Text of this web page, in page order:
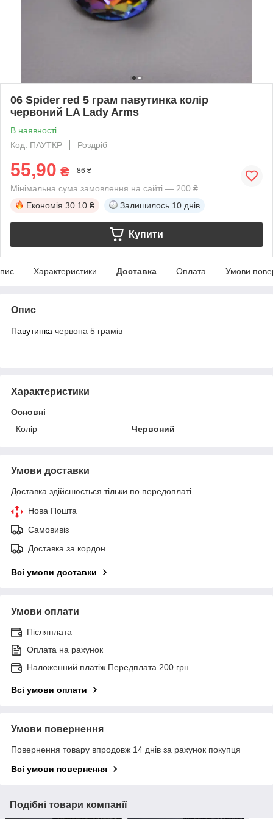
06 Spider red 5 грам павутинка колір
червоний LA Lady Arms
В наявності
Код: ПАУТКР
Роздріб
55,90 ₴ 86 ₴
Мінімальна сума замовлення на сайті — 200 ₴
Економія 30.10 ₴ Залишилось 10 днів
Купити
Характеристики Доставка Оплата Умови
Опис
Павутинка червона 5 грамів
Характеристики
Основні
Колір
Червоний
Умови доставки
Доставка здійснюється тільки по передоплаті.
Нова Пошта
Самовивіз
Доставка за кордон
Всі умови доставки
Умови оплати
Післяплата
Оплата на рахунок
Наложенний платіж Передплата 200 грн
Всі умови оплати
Умови повернення
Повернення товару впродовж 14 днів за рахунок покупця
Всі умови повернення
Подібні товари компанії